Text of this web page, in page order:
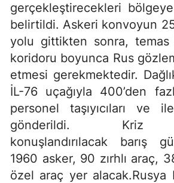
gerçekleştirecekleri
belirtildi. Askeri konvoyun
yolu gittikten sonra, temas
koridoru boyunca Rus
etmesi gerekmektedir.
İL-76 uçağıyla 400’den
personel taşıyıcıları ve
gönderildi. Kriz
konuşlandırılacak barış
1960 asker, 90 zırhlı araç,
özel araç yer alacak.Rusya